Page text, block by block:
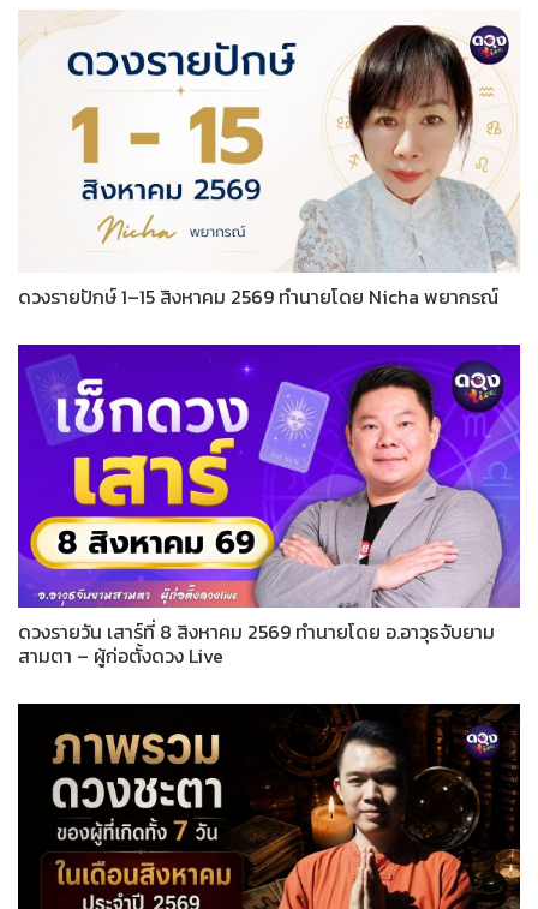
ดวงรายปักษ์ 1–15 สิงหาคม 2569 ทำนายโดย Nicha พยากรณ์
ดวงรายวัน เสาร์ที่ 8 สิงหาคม 2569 ทำนายโดย อ.อาวุธจับยาม
สามตา – ผู้ก่อตั้งดวง Live